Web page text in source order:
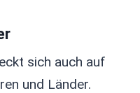
sich auch auf
und Länder.